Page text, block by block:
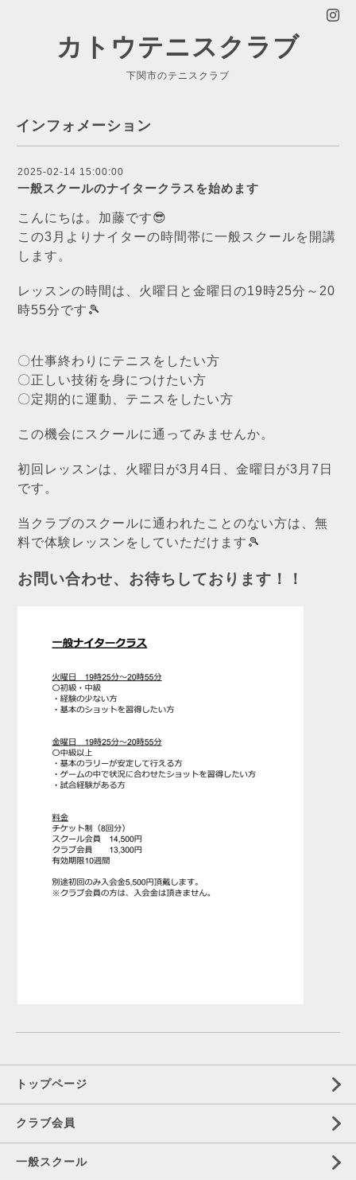
カトウテニスクラブ
下関市のテニスクラブ
インフォメーション
2025-02-14 15:00:00
一般スクールのナイタークラスを始めます
こんにちは。加藤です😎
この3月よりナイターの時間帯に一般スクールを開講
します。
レッスンの時間は、火曜日と金曜日の19時25分～20
時55分です🎾
〇仕事終わりにテニスをしたい方
〇正しい技術を身につけたい方
〇定期的に運動、テニスをしたい方
この機会にスクールに通ってみませんか。
初回レッスンは、火曜日が3月4日、金曜日が3月7日
です。
当クラブのスクールに通われたことのない方は、無
料で体験レッスンをしていただけます🎾
お問い合わせ、お待ちしております！！
トップページ
クラブ会員
一般スクール